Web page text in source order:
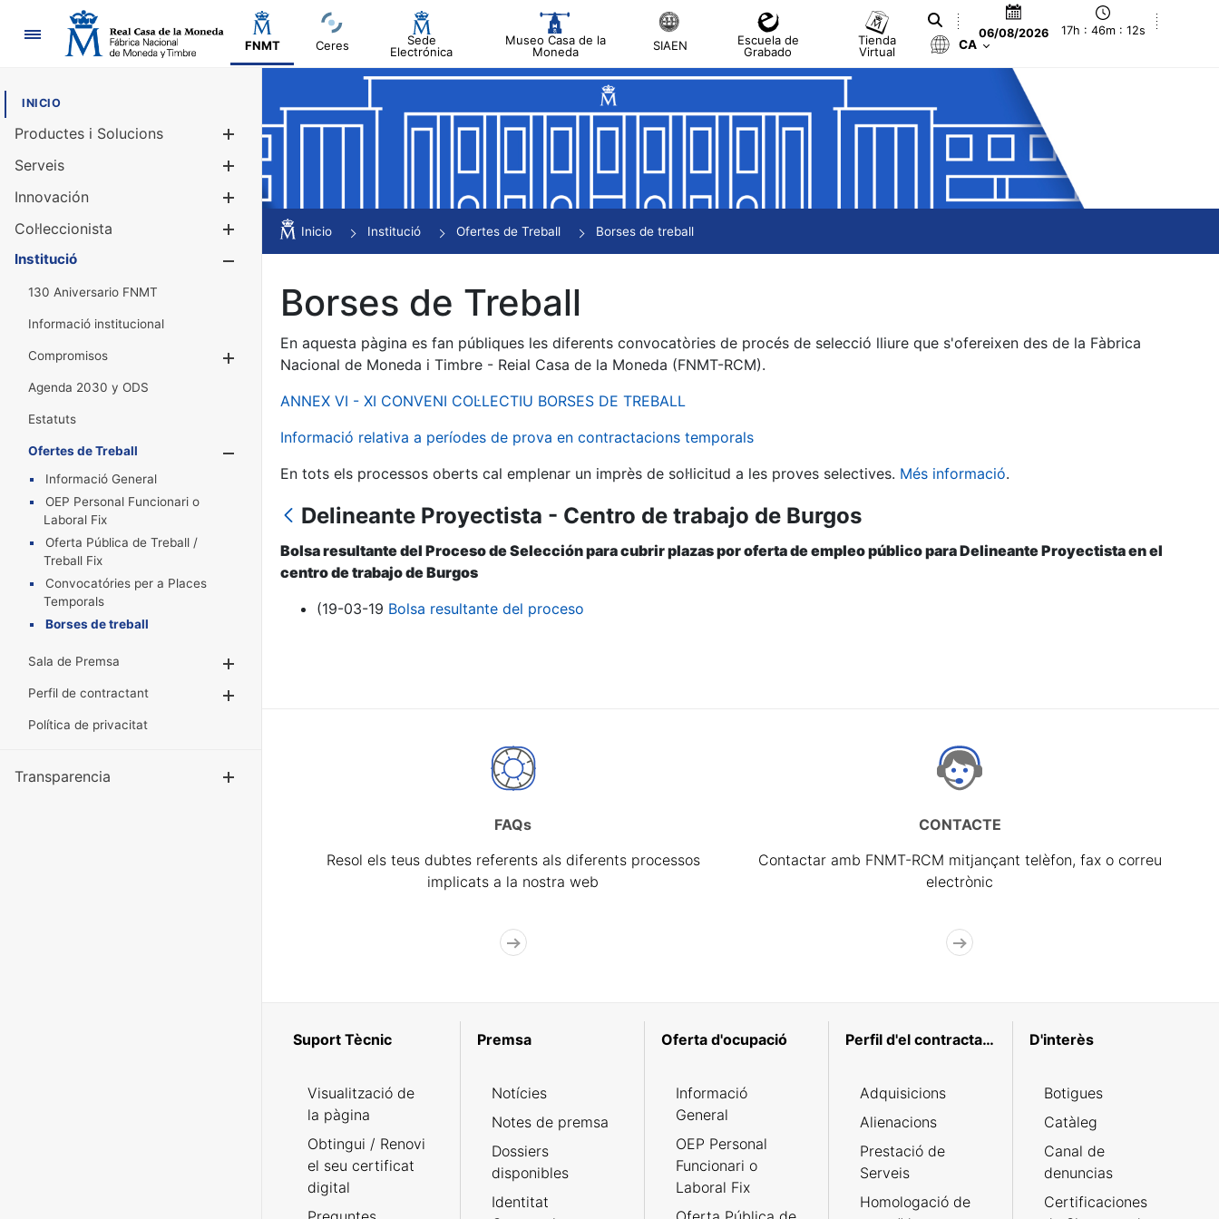
Navegació
FNMT Ceres
Sede
Electrónica
Museo Casa de la
Moneda
SIAEN
Escuela de
Grabado
Tienda
Virtual
06/08/2026 17h : 46m : 12s
CA
INICIO
Productes i Solucions
Mostra/Amaga
Serveis
Innovación
Col·leccionista
Mostra/Amaga
Institució
130 Aniversario FNMT
Informació institucional
Compromisos
Mostra/Amaga
Agenda 2030 y ODS
Estatuts
Ofertes de Treball
Informació General
OEP Personal Funcionari o
Laboral Fix
Oferta Pública de Treball /
Treball Fix
Convocatóries per a Places
Temporals
Borses de treball
Sala de Premsa
Perfil de contractant
Política de privacitat
Transparencia
Inicio Institució Ofertes de Treball Borses de treball
Borses de Treball
En aquesta pàgina es fan públiques les diferents convocatòries de procés de selecció lliure que s'ofereixen des de la Fàbrica
Nacional de Moneda i Timbre - Reial Casa de la Moneda (FNMT-RCM).
ANNEX VI - XI CONVENI COL·LECTIU BORSES DE TREBALL
Informació relativa a períodes de prova en contractacions temporals
En tots els processos oberts cal emplenar un imprès de sol·licitud a les proves selectives. Més informació.
Delineante Proyectista - Centro de trabajo de Burgos
Bolsa resultante del Proceso de Selección para cubrir plazas por oferta de empleo público para Delineante Proyectista en el
centro de trabajo de Burgos
(19-03-19 Bolsa resultante del proceso
FAQs
Resol els teus dubtes referents als diferents processos
implicats a la nostra web
CONTACTE
Contactar amb FNMT-RCM mitjançant telèfon, fax o correu
electrònic
Suport Tècnic
Visualització de
la pàgina
Obtingui / Renovi
el seu certificat
digital
Premsa
Notícies
Notes de premsa
Dossiers
disponibles
Identitat
Oferta d'ocupació
Informació
General
OEP Personal
Funcionari o
Laboral Fix
Perfil d'el contractant
Adquisicions
Alienacions
Prestació de
Serveis
Homologació de
D'interès
Botigues
Catàleg
Canal de
denuncias
Certificaciones